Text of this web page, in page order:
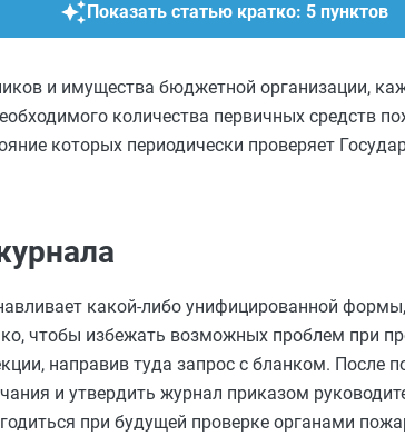
Показать статью кратко: 5 пунктов
и имущества бюджетной организации,
количества первичных средств
которых периодически проверяет
какой-либо унифицированной
чтобы избежать возможных проблем при
направив туда запрос с бланком. После
и утвердить журнал приказом
при будущей проверке органами